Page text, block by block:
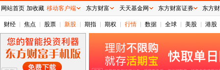
财经 焦点 股票 新股 期指 期权 行情 数据 全球 美股 港股
网站首页 加收藏 移动客户端 东方财富 天天基金网 东方财富证券 东方